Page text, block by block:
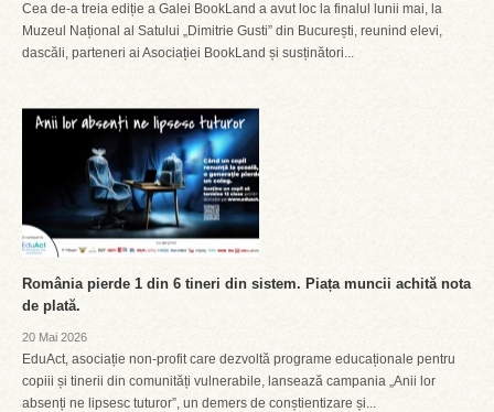
Cea de-a treia ediție a Galei BookLand a avut loc la finalul lunii mai, la
Muzeul Național al Satului „Dimitrie Gusti” din București, reunind elevi,
dascăli, parteneri ai Asociației BookLand și susținători...
România pierde 1 din 6 tineri din sistem. Piața muncii achită nota
de plată.
20 Mai 2026
EduAct, asociație non-profit care dezvoltă programe educaționale pentru
copiii și tinerii din comunități vulnerabile, lansează campania „Anii lor
absenți ne lipsesc tuturor”, un demers de conștientizare și...